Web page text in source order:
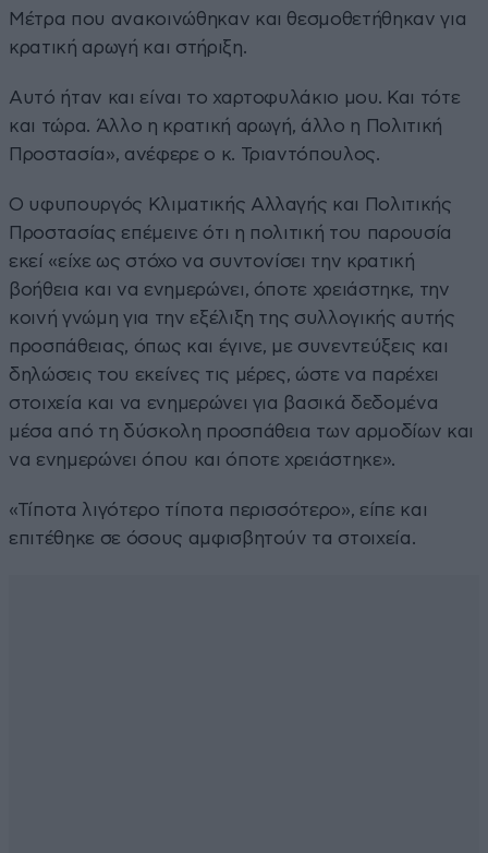
Μέτρα που ανακοινώθηκαν και θεσμοθετήθηκαν για
κρατική αρωγή και στήριξη.
Αυτό ήταν και είναι το χαρτοφυλάκιο μου. Και τότε
και τώρα. Άλλο η κρατική αρωγή, άλλο η Πολιτική
Προστασία», ανέφερε ο κ. Τριαντόπουλος.
Ο υφυπουργός Κλιματικής Αλλαγής και Πολιτικής
Προστασίας επέμεινε ότι η πολιτική του παρουσία
εκεί «είχε ως στόχο να συντονίσει την κρατική
βοήθεια και να ενημερώνει, όποτε χρειάστηκε, την
κοινή γνώμη για την εξέλιξη της συλλογικής αυτής
προσπάθειας, όπως και έγινε, με συνεντεύξεις και
δηλώσεις του εκείνες τις μέρες, ώστε να παρέχει
στοιχεία και να ενημερώνει για βασικά δεδομένα
μέσα από τη δύσκολη προσπάθεια των αρμοδίων και
να ενημερώνει όπου και όποτε χρειάστηκε».
«Τίποτα λιγότερο τίποτα περισσότερο», είπε και
επιτέθηκε σε όσους αμφισβητούν τα στοιχεία.